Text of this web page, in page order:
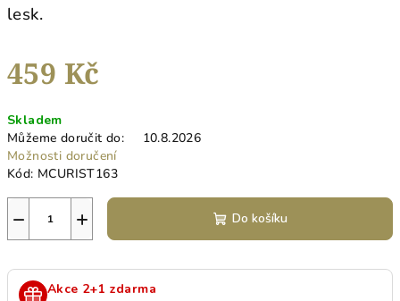
lesk.
459 Kč
cena:
Skladem
Můžeme doručit do:
10.8.2026
Možnosti doručení
Kód: MCURIST163
+
− Do košíku
Akce 2+1 zdarma